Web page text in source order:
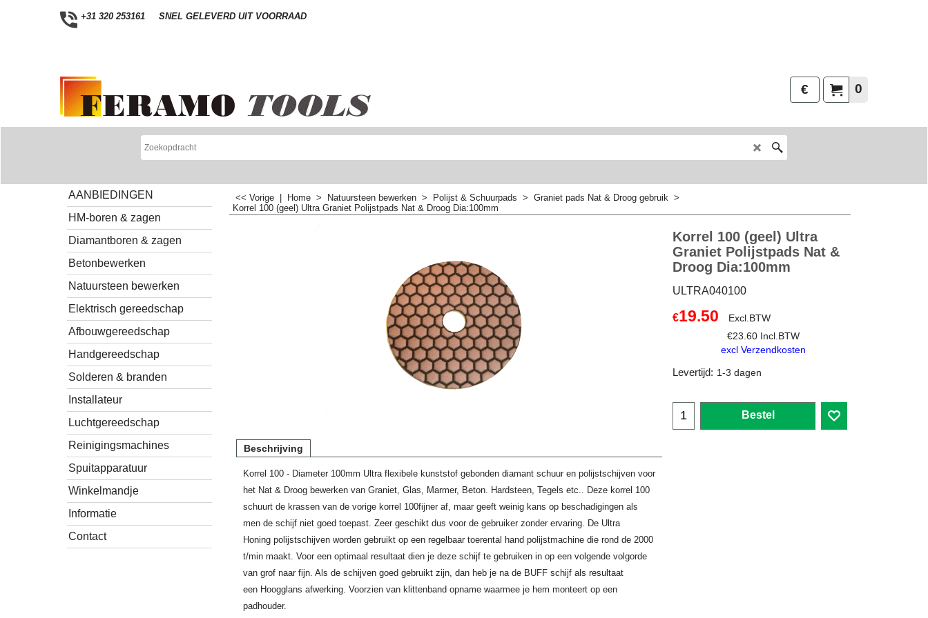
+31 320 253161 SNEL GELEVERD UIT VOORRAAD
0
€
AANBIEDINGEN
HM-boren & zagen
Diamantboren & zagen
Betonbewerken
Natuursteen bewerken
Elektrisch gereedschap
Afbouwgereedschap
Handgereedschap
Solderen & branden
Installateur
Luchtgereedschap
Reinigingsmachines
Spuitapparatuur
Winkelmandje
Informatie
Contact
<< Vorige Home > Natuursteen bewerken > Polijst & Schuurpads > Graniet pads Nat & Droog gebruik >
Korrel 100 (geel) Ultra Graniet Polijstpads Nat & Droog Dia:100mm
Korrel 100 (geel) Ultra
Graniet Polijstpads Nat &
Droog Dia:100mm
ULTRA040100
€19.50
Excl.BTW
€23.60 Incl.BTW
excl Verzendkosten
Levertijd: 1-3 dagen
Bestel
Beschrijving
Korrel 100 - Diameter 100mm Ultra flexibele kunststof gebonden diamant schuur en polijstschijven voor
het Nat & Droog bewerken van Graniet, Glas, Marmer, Beton. Hardsteen, Tegels etc.. Deze korrel 100
schuurt de krassen van de vorige korrel 100fijner af, maar geeft weinig kans op beschadigingen als
men de schijf niet goed toepast. Zeer geschikt dus voor de gebruiker zonder ervaring. De Ultra
Honing polijstschijven worden gebruikt op een regelbaar toerental hand polijstmachine die rond de 2000
t/min maakt. Voor een optimaal resultaat dien je deze schijf te gebruiken in op een volgende volgorde
van grof naar fijn. Als de schijven goed gebruikt zijn, dan heb je na de BUFF schijf als resultaat
een Hoogglans afwerking. Voorzien van klittenband opname waarmee je hem monteert op een
padhouder.